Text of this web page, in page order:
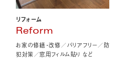
リフォーム
Reform
お家の修繕・改修／バリアフリー／防
犯対策／窓用フィルム貼り など